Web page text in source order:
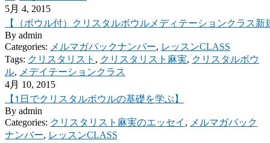
5月 4, 2015
【（ボウル付）クリスタルボウルメディテーションクラス
By admin
Categories: メルマガバックナンバー, レッスンCLASS
Tags: クリスタリスト , クリスタリスト麻実, クリスタルボウ
ル, メデイテーションクラス
4月 10, 2015
【1日でクリスタルボウルの基礎を学ぶ】
By admin
Categories: クリスタリスト麻実のエッセイ , メルマガバック
ナンバー, レッスンCLASS